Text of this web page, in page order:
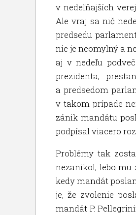
v nedeľňajších
Ale vraj sa nič
predsedu
nie je neomylný a
aj v nedeľu
prezidenta,
a predsedom
v takom prípade
zánik mandátu
podpísal viacero
Problémy tak
nezanikol, lebo mu
kedy mandát
je, že zvolenie
mandát P.